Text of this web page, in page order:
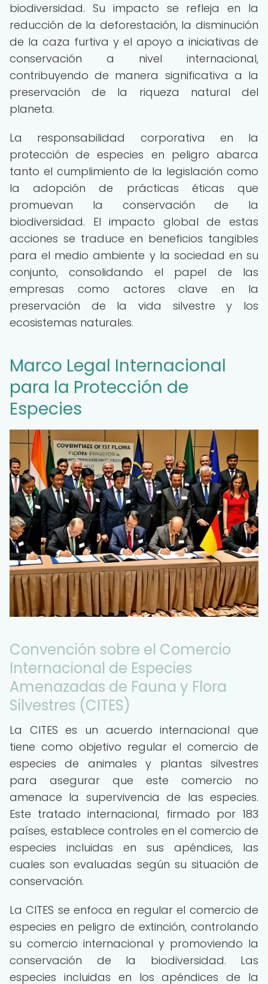
biodiversidad. Su impacto se refleja en la
reducción de la deforestación, la disminución
de la caza furtiva y el apoyo a iniciativas de
conservación a nivel internacional,
contribuyendo de manera significativa a la
preservación de la riqueza natural del
planeta.
La responsabilidad corporativa en la
protección de especies en peligro abarca
tanto el cumplimiento de la legislación como
la adopción de prácticas éticas que
promuevan la conservación de la
biodiversidad. El impacto global de estas
acciones se traduce en beneficios tangibles
para el medio ambiente y la sociedad en su
conjunto, consolidando el papel de las
empresas como actores clave en la
preservación de la vida silvestre y los
ecosistemas naturales.
Marco Legal Internacional
para la Protección de
Especies
Convención sobre el Comercio
Internacional de Especies
Amenazadas de Fauna y Flora
Silvestres (CITES)
La CITES es un acuerdo internacional que
tiene como objetivo regular el comercio de
especies de animales y plantas silvestres
para asegurar que este comercio no
amenace la supervivencia de las especies.
Este tratado internacional, firmado por 183
países, establece controles en el comercio de
especies incluidas en sus apéndices, las
cuales son evaluadas según su situación de
conservación.
La CITES se enfoca en regular el comercio de
especies en peligro de extinción, controlando
su comercio internacional y promoviendo la
conservación de la biodiversidad. Las
especies incluidas en los apéndices de la